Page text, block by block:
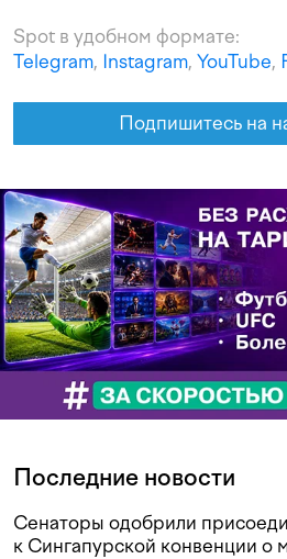
Spot в удобном формате:
Telegram, Instagram, YouTube,
Подпишитесь на
Последние новости
Сенаторы одобрили
к Сингапурской конвенции о